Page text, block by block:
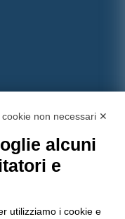
certificata,
cookie non necessari ✕
alcuni
e
utilizziamo i cookie e